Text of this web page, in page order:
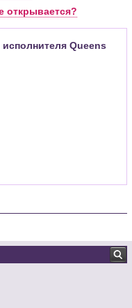
Скачать её можно с
) или найти
гитары, бас-гитары,
и ансамблей в
создании
ей строчка с
струнных, клавишных
его к нотам
аккордов для
в MIDI, ASCII,
Pro 6), подготовка к
Power Tab (.ptb),
открывается?
Queens